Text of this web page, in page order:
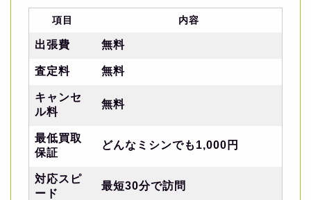
項目 内容
出張費 無料
査定料 無料
キャンセ
ル料
無料
最低買取
保証
どんなミシンでも1,000円
対応スピ
ード
最短30分で訪問